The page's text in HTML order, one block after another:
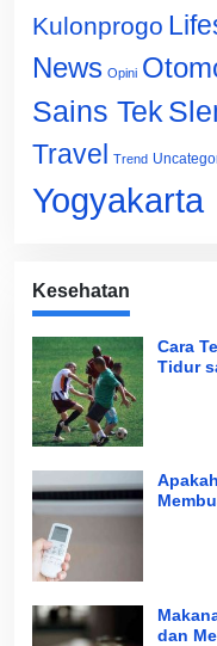
Kulonprogo
News Opini
Sains Tek
Travel Trend
Yogyakarta
Kesehatan
Cara
Tidur
dan